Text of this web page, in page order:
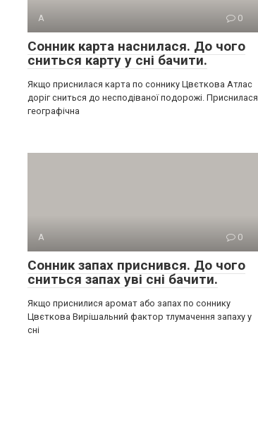
А 0
Сонник карта наснилася. До чого
сниться карту у сні бачити.
Якщо приснилася карта по соннику Цвєткова Атлас
доріг сниться до несподіваної подорожі. Приснилася
географічна
А 0
Сонник запах приснився. До чого
сниться запах уві сні бачити.
Якщо приснилися аромат або запах по соннику
Цвєткова Вирішальний фактор тлумачення запаху у
сні